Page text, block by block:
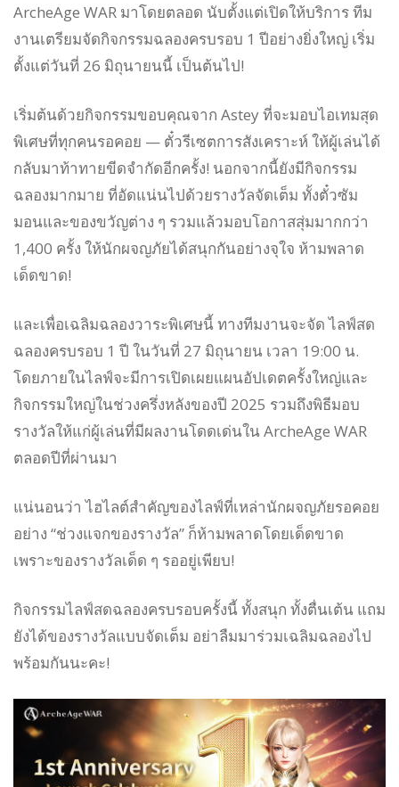
ArcheAge WAR มาโดยตลอด นับตั้งแต่เปิดให้บริการ ทีม
งานเตรียมจัดกิจกรรมฉลองครบรอบ 1 ปีอย่างยิ่งใหญ่ เริ่ม
ตั้งแต่วันที่ 26 มิถุนายนนี้ เป็นต้นไป!
เริ่มต้นด้วยกิจกรรมขอบคุณจาก Astey ที่จะมอบไอเทมสุด
พิเศษที่ทุกคนรอคอย — ตั๋วรีเซตการสังเคราะห์ ให้ผู้เล่นได้
กลับมาท้าทายขีดจำกัดอีกครั้ง! นอกจากนี้ยังมีกิจกรรม
ฉลองมากมาย ที่อัดแน่นไปด้วยรางวัลจัดเต็ม ทั้งตั๋วซัม
มอนและของขวัญต่าง ๆ รวมแล้วมอบโอกาสสุ่มมากกว่า
1,400 ครั้ง ให้นักผจญภัยได้สนุกกันอย่างจุใจ ห้ามพลาด
เด็ดขาด!
และเพื่อเฉลิมฉลองวาระพิเศษนี้ ทางทีมงานจะจัด ไลฟ์สด
ฉลองครบรอบ 1 ปี ในวันที่ 27 มิถุนายน เวลา 19:00 น.
โดยภายในไลฟ์จะมีการเปิดเผยแผนอัปเดตครั้งใหญ่และ
กิจกรรมใหญ่ในช่วงครึ่งหลังของปี 2025 รวมถึงพิธีมอบ
รางวัลให้แก่ผู้เล่นที่มีผลงานโดดเด่นใน ArcheAge WAR
ตลอดปีที่ผ่านมา
แน่นอนว่า ไฮไลต์สำคัญของไลฟ์ที่เหล่านักผจญภัยรอคอย
อย่าง “ช่วงแจกของรางวัล” ก็ห้ามพลาดโดยเด็ดขาด
เพราะของรางวัลเด็ด ๆ รออยู่เพียบ!
กิจกรรมไลฟ์สดฉลองครบรอบครั้งนี้ ทั้งสนุก ทั้งตื่นเต้น แถม
ยังได้ของรางวัลแบบจัดเต็ม อย่าลืมมาร่วมเฉลิมฉลองไป
พร้อมกันนะคะ!